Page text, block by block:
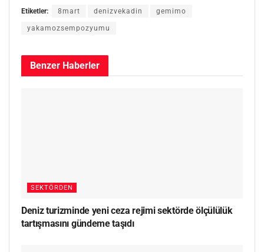
Etiketler: 8mart denizvekadin gemimo
yakamozsempozyumu
Benzer Haberler
SEKTÖRDEN
Deniz turizminde yeni ceza rejimi sektörde ölçülülük
tartışmasını gündeme taşıdı